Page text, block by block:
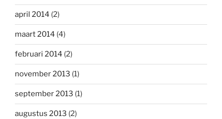
april 2014 (2)
maart 2014 (4)
februari 2014 (2)
november 2013 (1)
september 2013 (1)
augustus 2013 (2)